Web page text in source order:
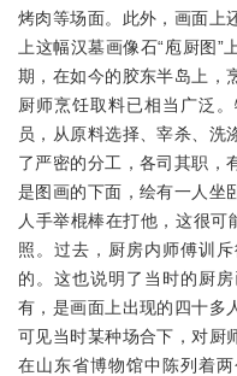
烤肉等场面。此外，画面上
上这幅汉墓画像石“庖厨图
期，在如今的胶东半岛上，
厨师烹饪取料已相当广泛
员，从原料选择、宰杀、洗
了严密的分工，各司其职，
是图画的下面，绘有一人坐
人手举棍棒在打他，这很可
照。过去，厨房内师傅训
的。这也说明了当时的厨
有，是画面上出现的四十多
可见当时某种场合下，对厨
在山东省博物馆中陈列着